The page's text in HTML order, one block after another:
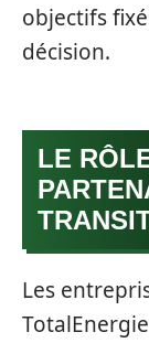
objectifs
décision.
LE
Les